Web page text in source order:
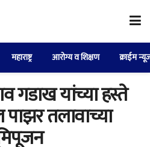
महाराष्ट्र आरोग्य व शिक्षण क्राईम
गडाख यांच्या हस्ते
तलावाच्या